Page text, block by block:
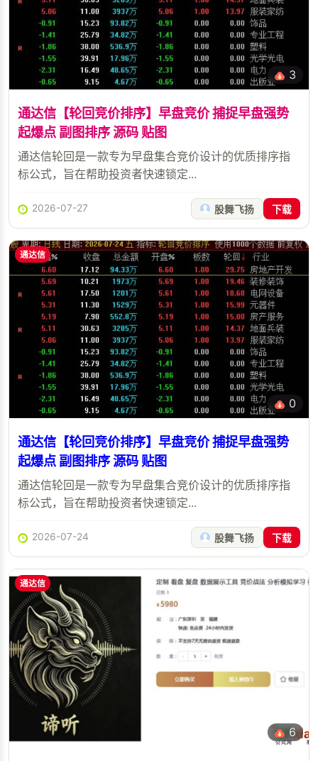
3
通达信【轮回竞价排序】早盘竞价 捕捉早盘强势
起爆点 副图排序 源码 贴图
通达信轮回是一款专为早盘集合竞价设计的优质排序指
标公式，旨在帮助投资者快速锁定...
2026-07-27 股舞飞扬 下载
通达信
0
通达信【轮回竞价排序】早盘竞价 捕捉早盘强势
起爆点 副图排序 源码 贴图
通达信轮回是一款专为早盘集合竞价设计的优质排序指
标公式，旨在帮助投资者快速锁定...
2026-07-24 股舞飞扬 下载
通达信
6